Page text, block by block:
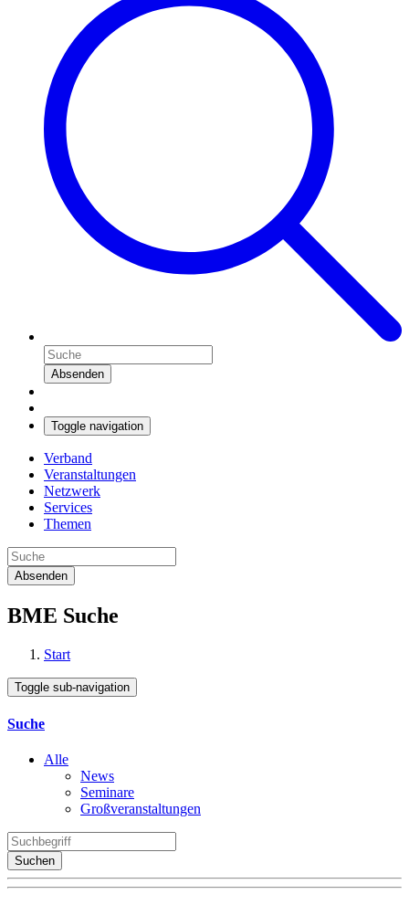
Absenden
Toggle navigation
Verband
Veranstaltungen
Netzwerk
Services
Themen
Absenden
BME Suche
Start
Toggle sub-navigation
Suche
Alle
News
Seminare
Großveranstaltungen
Suchen